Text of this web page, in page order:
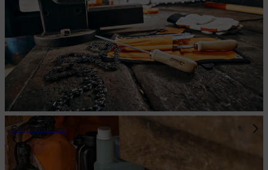
Consumíveis